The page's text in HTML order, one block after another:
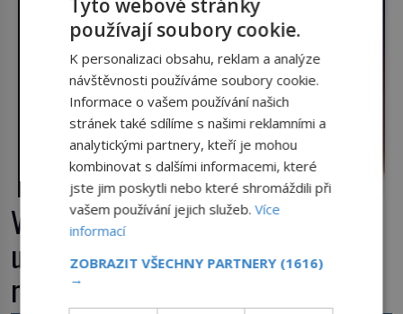
Výbuch, muzeum a promenáda v
ulicích. Pět osudů nejslavnějších
raketoplánů
Tyto webové stránky
používají soubory cookie.
K personalizaci obsahu, reklam a analýze
návštěvnosti používáme soubory cookie.
Informace o vašem používání našich
stránek také sdílíme s našimi reklamními a
analytickými partnery, kteří je mohou
kombinovat s dalšími informacemi, které
jste jim poskytli nebo které shromáždili při
vašem používání jejich služeb.Více
informací
ZOBRAZIT VŠECHNY PARTNERY (1616)
→